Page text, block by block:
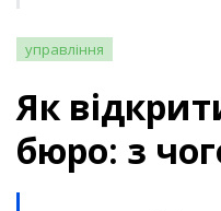
управління
Як
бюро: з